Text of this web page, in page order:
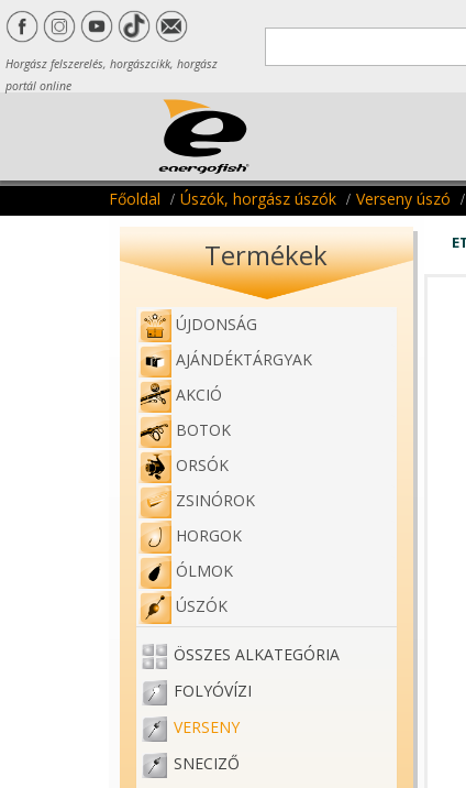
Horgász felszerelés, horgászcikk, horgász
portál online
Főoldal Úszók, horgász úszók Verseny úszó
Termékek
ÚJDONSÁG
AJÁNDÉKTÁRGYAK
AKCIÓ
BOTOK
ORSÓK
ZSINÓROK
HORGOK
ÓLMOK
ÚSZÓK
ÖSSZES ALKATEGÓRIA
FOLYÓVÍZI
VERSENY
SNECIZŐ